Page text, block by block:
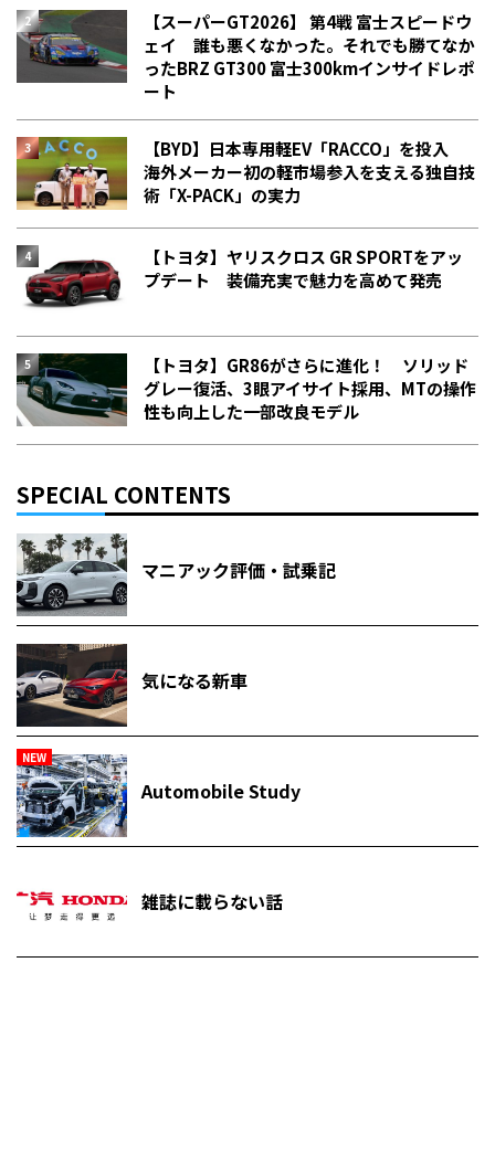
【スーパーGT2026】 第4戦 富士スピードウ
ェイ 誰も悪くなかった。それでも勝てなか
った――BRZ GT300 富士300kmインサイドレポ
ート
【BYD】日本専用軽EV「RACCO」を投入
海外メーカー初の軽市場参入を支える独自技
術「X-PACK」の実力
【トヨタ】ヤリスクロス GR SPORTをアッ
プデート 装備充実で魅力を高めて発売
【トヨタ】GR86がさらに進化！ ソリッド
グレー復活、3眼アイサイト採用、MTの操作
性も向上した一部改良モデル
SPECIAL CONTENTS
マニアック評価・試乗記
気になる新車
NEW
Automobile Study
雑誌に載らない話